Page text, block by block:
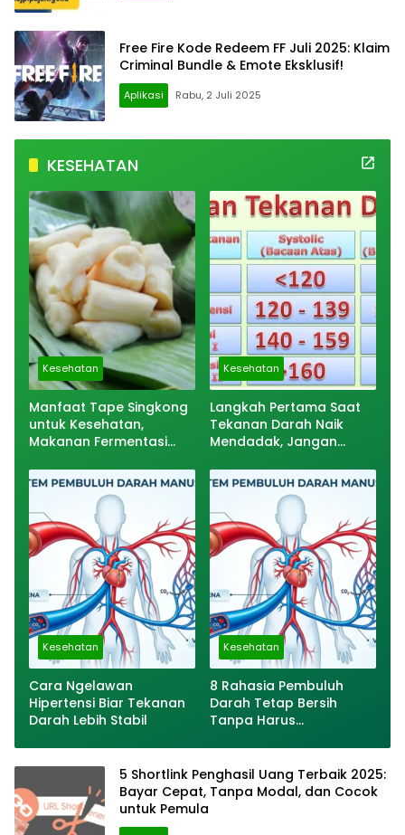
Free Fire Kode Redeem FF Juli 2025: Klaim
Criminal Bundle & Emote Eksklusif!
Aplikasi Rabu, 2 Juli 2025
KESEHATAN
Kesehatan
Manfaat Tape Singkong
untuk Kesehatan,
Makanan Fermentasi
Pencernaan hingga
Tambah Energi
Kesehatan
Langkah Pertama Saat
Tekanan Darah Naik
Mendadak, Jangan
Kesehatan
Cara Ngelawan
Hipertensi Biar Tekanan
Darah Lebih Stabil
Kesehatan
8 Rahasia Pembuluh
Darah Tetap Bersih
Tanpa Harus
Mahal
5 Shortlink Penghasil Uang Terbaik 2025:
Bayar Cepat, Tanpa Modal, dan Cocok
untuk Pemula